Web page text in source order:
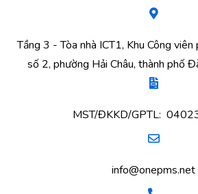
Tầng 3 - Tòa nhà ICT1, Khu Công
số 2, phường Hải Châu, thành phố
MST/ĐKKD/GPTL:
info@onepms.net